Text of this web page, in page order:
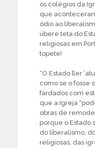
os colégios da
que
ódio ao
úbere teta do
religiosas em
topete!
“O Estado [ler
como se o fosse
fardados com
que a Igreja
obras de
porque o Estado
do liberalismo,
religiosas, das